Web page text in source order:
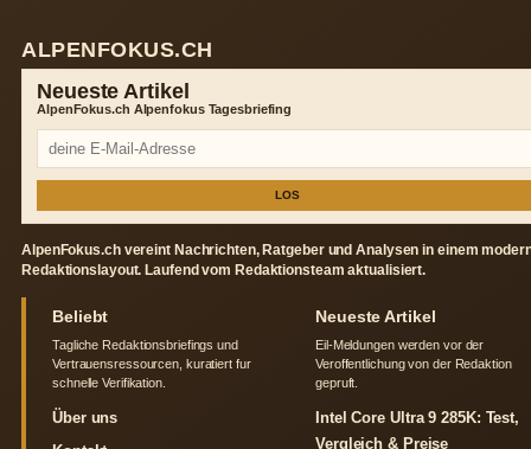
ALPENFOKUS.CH
Neueste Artikel
AlpenFokus.ch Alpenfokus Tagesbriefing
LOS
AlpenFokus.ch vereint Nachrichten, Ratgeber und Analysen in einem
Redaktionslayout. Laufend vom Redaktionsteam aktualisiert.
Beliebt
Tagliche Redaktionsbriefings und
Vertrauensressourcen, kuratiert fur
schnelle Verifikation.
Über uns
Neueste Artikel
Eil-Meldungen werden vor der
Veroffentlichung von der Redaktion
gepruft.
Intel Core Ultra 9 285K: Test,
Vergleich & Preise